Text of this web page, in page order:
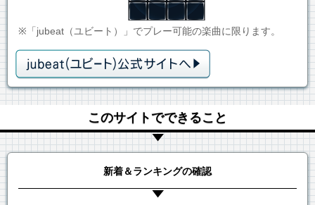
※「jubeat（ユビート）」でプレー可能の楽曲に限ります。
このサイトでできること
新着＆ランキングの確認